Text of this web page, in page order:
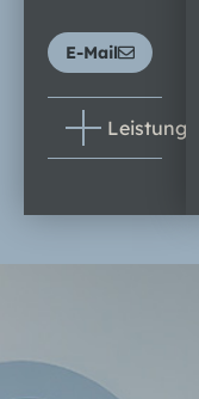
E-Mail
Leistungen